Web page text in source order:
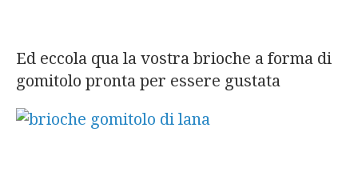
Ed eccola qua la vostra brioche a forma di
gomitolo pronta per essere gustata